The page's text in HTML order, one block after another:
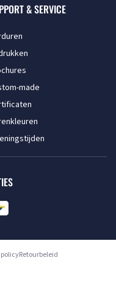
& SERVICE
made
Retourbeleid